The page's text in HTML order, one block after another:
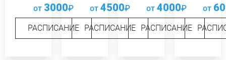
от 3000₽
РАСПИСАНИЕ
от 4500₽
РАСПИСАНИЕ
от 4000₽
РАСПИСАНИЕ
от